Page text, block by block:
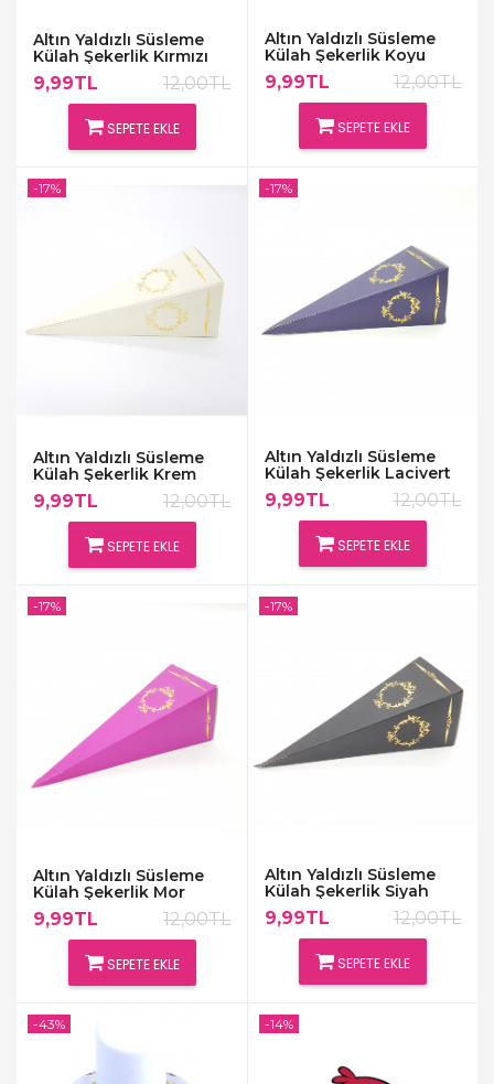
Altın Yaldızlı Süsleme
Külah Şekerlik Kırmızı
9,99TL 12,00TL
SEPETE EKLE
Altın Yaldızlı Süsleme
Külah Şekerlik Koyu
Kırmızı
9,99TL 12,00TL
SEPETE EKLE
Altın Yaldızlı Süsleme
Külah Şekerlik Krem
9,99TL 12,00TL
SEPETE EKLE
-17%
Altın Yaldızlı Süsleme
Külah Şekerlik Lacivert
-1
9,99TL 12,00TL
SEPETE EKLE
-17%
Altın Yaldızlı Süsleme
Külah Şekerlik Mor
9,99TL 12,00TL
SEPETE EKLE
-17%
Altın Yaldızlı Süsleme
Külah Şekerlik Siyah
9,99TL 12,00TL
SEPETE EKLE
-17%
-43% -14%